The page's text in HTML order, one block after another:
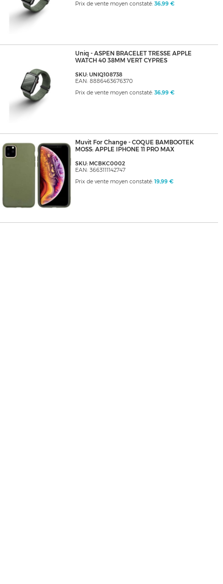
Prix de vente moyen constaté: 36,99 €
Uniq - ASPEN BRACELET TRESSE APPLE
WATCH 40 38MM VERT CYPRES
SKU: UNIQ108738
EAN: 8886463676370
Prix de vente moyen constaté: 36,99 €
Muvit For Change - COQUE BAMBOOTEK
MOSS: APPLE IPHONE 11 PRO MAX
SKU: MCBKC0002
EAN: 3663111142747
Prix de vente moyen constaté: 19,99 €